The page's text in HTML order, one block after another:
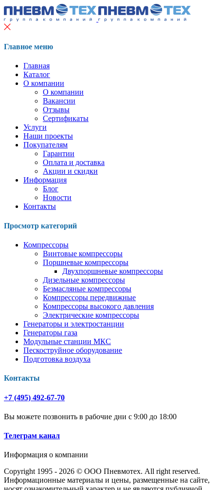
Главное меню
Главная
Каталог
О компании
О компании
Вакансии
Отзывы
Сертификаты
Услуги
Наши проекты
Покупателям
Гарантии
Оплата и доставка
Акции и скидки
Информация
Блог
Новости
Контакты
Просмотр категорий
Компрессоры
Винтовые компрессоры
Поршневые компрессоры
Двухпоршневые компрессоры
Дизельные компрессоры
Безмасляные компрессоры
Компрессоры передвижные
Компрессоры высокого давления
Электрические компрессоры
Генераторы и электростанции
Генераторы газа
Модульные станции МКС
Пескоструйное оборудование
Подготовка воздуха
Контакты
+7 (495) 492-67-70
Вы можете позвонить в рабочие дни с 9:00 до 18:00
Телеграм канал
Информация о компании
Copyright 1995 - 2026 © ООО Пневмотех. All right reserved.
Информационные материалы и цены, размещенные на сайте,